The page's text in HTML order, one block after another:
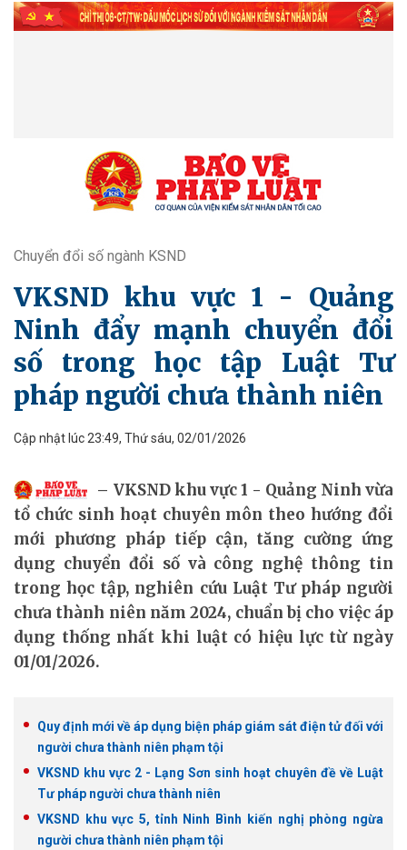
Chuyển đổi số ngành KSND
VKSND khu vực 1 - Quảng
Ninh đẩy mạnh chuyển đổi
số trong học tập Luật Tư
pháp người chưa thành niên
Cập nhật lúc 23:49, Thứ sáu, 02/01/2026
VKSND khu vực 1 - Quảng Ninh vừa
tổ chức sinh hoạt chuyên môn theo hướng đổi
mới phương pháp tiếp cận, tăng cường ứng
dụng chuyển đổi số và công nghệ thông tin
trong học tập, nghiên cứu Luật Tư pháp người
chưa thành niên năm 2024, chuẩn bị cho việc áp
dụng thống nhất khi luật có hiệu lực từ ngày
01/01/2026.
Quy định mới về áp dụng biện pháp giám sát điện tử đối với
người chưa thành niên phạm tội
VKSND khu vực 2 - Lạng Sơn sinh hoạt chuyên đề về Luật
Tư pháp người chưa thành niên
VKSND khu vực 5, tỉnh Ninh Bình kiến nghị phòng ngừa
người chưa thành niên phạm tội